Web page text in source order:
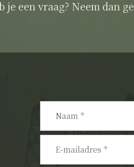
je een vraag? Neem dan
Naam *
E-
mailadres *